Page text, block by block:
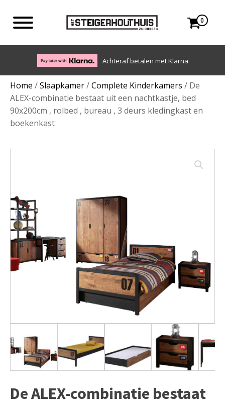
0
Eigen bezorgdienst in NL en BE. Afhalen ook mogelijk.
Home /Slaapkamer/Complete Kinderkamers / De
ALEX-combinatie bestaat uit een nachtkastje, bed
90x200cm , rolbed , bureau , 3 deurs kledingkast en
boekenkast
De ALEX-combinatie bestaat